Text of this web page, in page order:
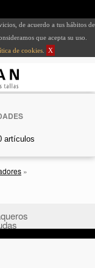
de acuerdo a tus hábitos de
que acepta su uso.
de cookies X
»